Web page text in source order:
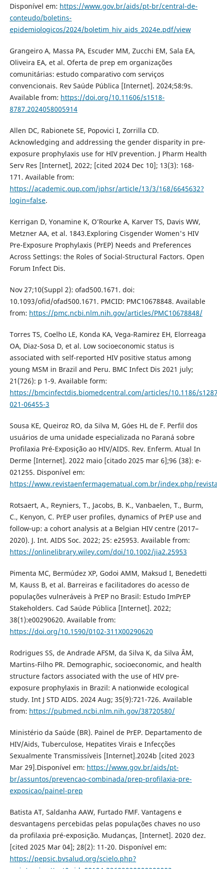
Disponível em: https://www.gov.br/aids/pt-br/central-de-
conteudo/boletins-
epidemiologicos/2024/boletim_hiv_aids_2024e.pdf/view
Grangeiro A, Massa PA, Escuder MM, Zucchi EM, Sala EA,
Oliveira EA, et al. Oferta de prep em organizações
comunitárias: estudo comparativo com serviços
convencionais. Rev Saúde Pública [Internet]. 2024;58:9s.
Available from: https://doi.org/10.11606/s1518-
8787.2024058005914
Allen DC, Rabionete SE, Popovici I, Zorrilla CD.
Acknowledging and addressing the gender disparity in pre-
exposure prophylaxis use for HIV prevention. J Pharm Health
Serv Res [Internet], 2022; [cited 2024 Dec 10]; 13(3): 168-
171. Available from:
https://academic.oup.com/jphsr/article/13/3/168/6645632?
login=false.
Kerrigan D, Yonamine K, O’Rourke A, Karver TS, Davis WW,
Metzner AA, et al. 1843.Exploring Cisgender Women's HIV
Pre-Exposure Prophylaxis (PrEP) Needs and Preferences
Across Settings: the Roles of Social-Structural Factors. Open
Forum Infect Dis.
Nov 27;10(Suppl 2): ofad500.1671. doi:
10.1093/ofid/ofad500.1671. PMCID: PMC10678848. Available
from: https://pmc.ncbi.nlm.nih.gov/articles/PMC10678848/
Torres TS, Coelho LE, Konda KA, Vega-Ramirez EH, Elorreaga
OA, Diaz-Sosa D, et al. Low socioeconomic status is
associated with self-reported HIV positive status among
young MSM in Brazil and Peru. BMC Infect Dis 2021 july;
21(726): p 1-9. Available form:
https://bmcinfectdis.biomedcentral.com/articles/10.1186/
021-06455-3
Sousa KE, Queiroz RO, da Silva M, Góes HL de F. Perfil dos
usuários de uma unidade especializada no Paraná sobre
Profilaxia Pré-Exposição ao HIV/AIDS. Rev. Enferm. Atual In
Derme [Internet]. 2022 maio [citado 2025 mar 6];96 (38): e-
021255. Disponível em:
https://www.revistaenfermagematual.com.br/index.php/
Rotsaert, A., Reyniers, T., Jacobs, B. K., Vanbaelen, T., Burm,
C., Kenyon, C. PrEP user profiles, dynamics of PrEP use and
follow‐up: a cohort analysis at a Belgian HIV centre (2017–
2020). J. Int. AIDS Soc. 2022; 25: e25953. Available from:
https://onlinelibrary.wiley.com/doi/10.1002/jia2.25953
Pimenta MC, Bermúdez XP, Godoi AMM, Maksud I, Benedetti
M, Kauss B, et al. Barreiras e facilitadores do acesso de
populações vulneráveis à PrEP no Brasil: Estudo ImPrEP
Stakeholders. Cad Saúde Pública [Internet]. 2022;
38(1):e00290620. Available from:
https://doi.org/10.1590/0102-311X00290620
Rodrigues SS, de Andrade AFSM, da Silva K, da Silva ÂM,
Martins-Filho PR. Demographic, socioeconomic, and health
structure factors associated with the use of HIV pre-
exposure prophylaxis in Brazil: A nationwide ecological
study. Int J STD AIDS. 2024 Aug; 35(9):721-726. Available
from: https://pubmed.ncbi.nlm.nih.gov/38720580/
Ministério da Saúde (BR). Painel de PrEP. Departamento de
HIV/Aids, Tuberculose, Hepatites Virais e Infecções
Sexualmente Transmissíveis [Internet].2024b [cited 2023
Mar 29].Disponível em: https://www.gov.br/aids/pt-
br/assuntos/prevencao-combinada/prep-profilaxia-pre-
exposicao/painel-prep
Batista AT, Saldanha AAW, Furtado FMF. Vantagens e
desvantagens percebidas pelas populações chaves no uso
da profilaxia pré-exposição. Mudanças, [Internet]. 2020 dez.
[cited 2025 Mar 04]; 28(2): 11-20. Disponível em:
https://pepsic.bvsalud.org/scielo.php?